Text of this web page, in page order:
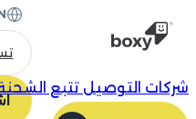
شركات التوصيل تتبع